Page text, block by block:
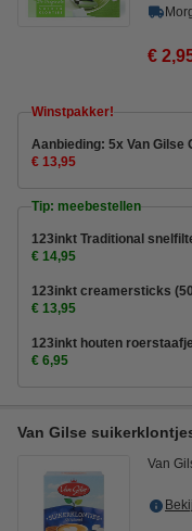
€
Winstpakker!
Aanbieding: 5x Van
€ 13,95
Tip: meebestellen
123inkt Traditional
€ 14,95
123inkt creamersticks
€ 13,95
123inkt houten
€ 6,95
Van Gilse
Van